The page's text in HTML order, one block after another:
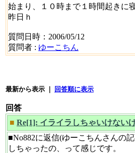
始まり、１０時まで１時間起きに
昨日ｈ
質問日時：2006/05/12
質問者 : ゆーこちん
最新から表示 ｜ 回答順に表示
回答
■ Re[1]: イライラしちゃいけない
■No882に返信(ゆーこちんさんの
しちゃったの、って感じです。